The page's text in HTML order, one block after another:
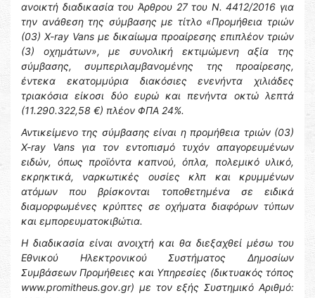
ανοικτή διαδικασία του Άρθρου 27 του Ν. 4412/2016 για
την ανάθεση της σύμβασης με τίτλο «Προμήθεια τριών
(03) X-ray Vans με δικαίωμα προαίρεσης επιπλέον τριών
(3) οχημάτων», με συνολική εκτιμώμενη αξία της
σύμβασης, συμπεριλαμβανομένης της προαίρεσης,
έντεκα εκατομμύρια διακόσιες ενενήντα χιλιάδες
τριακόσια είκοσι δύο ευρώ και πενήντα οκτώ λεπτά
(11.290.322,58 €) πλέον ΦΠΑ 24%.
Αντικείμενο της σύμβασης είναι η προμήθεια τριών (03)
X-ray Vans για τον εντοπισμό τυχόν απαγορευμένων
ειδών, όπως προϊόντα καπνού, όπλα, πολεμικό υλικό,
εκρηκτικά, ναρκωτικές ουσίες κλπ και κρυμμένων
ατόμων που βρίσκονται τοποθετημένα σε ειδικά
διαμορφωμένες κρύπτες σε οχήματα διαφόρων τύπων
και εμπορευματοκιβώτια.
Η διαδικασία είναι ανοιχτή και θα διεξαχθεί μέσω του
Εθνικού Ηλεκτρονικού Συστήματος Δημοσίων
Συμβάσεων Προμήθειες και Υπηρεσίες (δικτυακός τόπος
www.promitheus.gov.gr) με τον εξής Συστημικό Αριθμό: